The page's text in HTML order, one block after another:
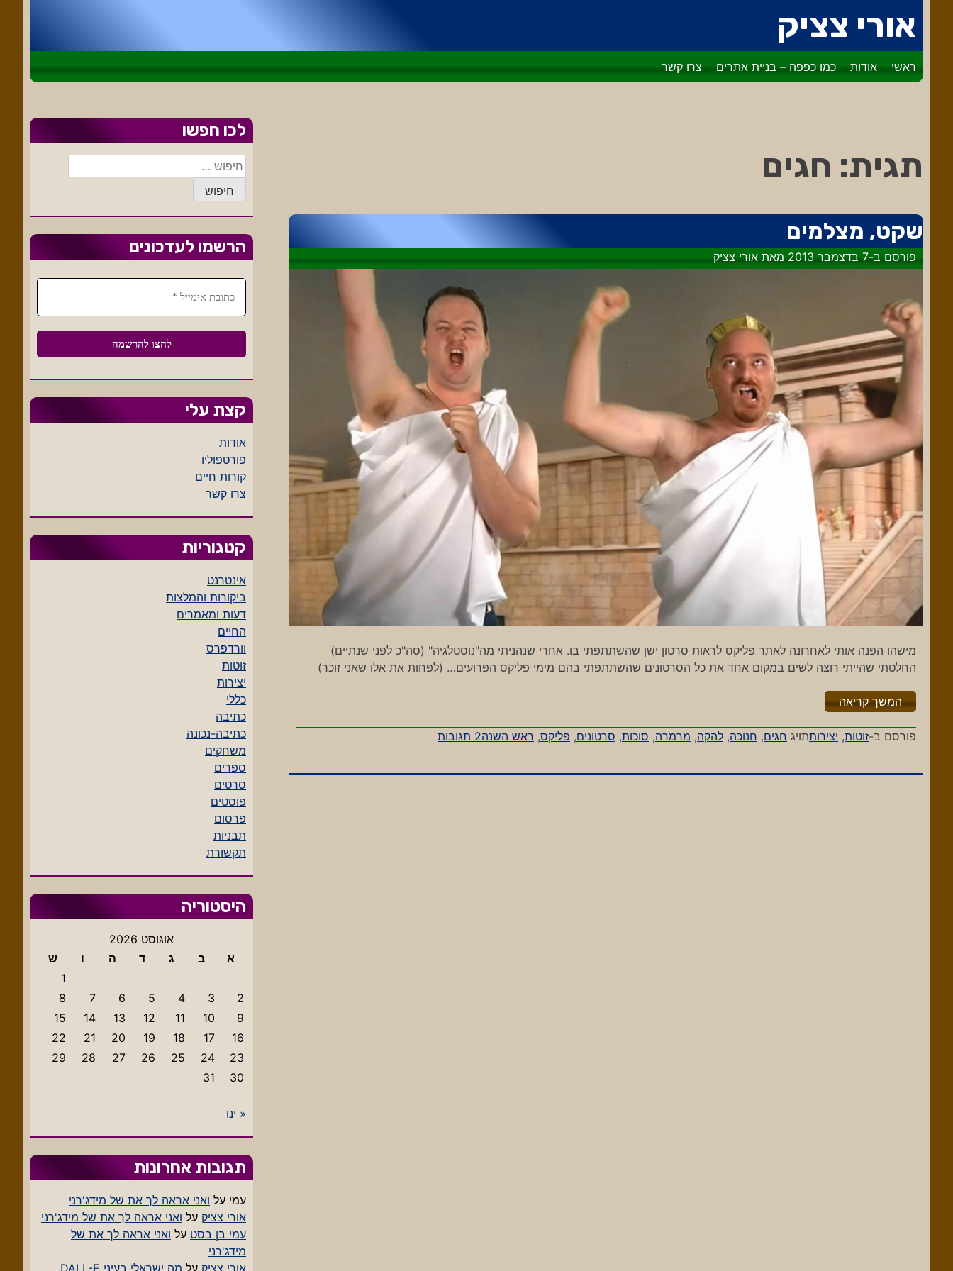
לתוכן
אורי צציק
ראשי אודות כמו כפפה – בניית אתרים צרו קשר
תגית: חגים
שקט, מצלמים
פורסם ב-7 בדצמבר 2013 מאתאורי צציק
מישהו הפנה אותי לאחרונה לאתר פליקס לראות סרטון ישן שהשתתפתי בו. אחרי שנהניתי מה"נוסטלגיה" (סה"כ לפני שנתיים)
החלטתי שהייתי רוצה לשים במקום אחד את כל הסרטונים שהשתתפתי בהם מימי פליקס הפרועים… (לפחות את אלו שאני זוכר)
המשך קריאה"%s"
פורסם ב-זוטות, יצירותתויג חגים, חנוכה, להקה, מרמרה, סוכות, סרטונים, פליקס, ראש השנה2 תגובות
על
מצלמים
לכו חפשו
חיפוש:
הרשמו לעדכונים
קצת עלי
אודות
פורטפוליו
קורות חיים
צרו קשר
קטגוריות
אינטרנט
ביקורות והמלצות
דעות ומאמרים
החיים
וורדפרס
זוטות
יצירות
כללי
כתיבה
כתיבה-נכונה
משחקים
ספרים
סרטים
פוסטים
פרסום
תבניות
תקשורת
היסטוריה
אוגוסט 2026
א
ב ג ד ה ו
ש
1
2
3
4
5
6
7
8
9
10
11
12
13
14
15
16
17
18
19
20
21
22
23
24
25
26
27
28
29
30
31
« ינו
תגובות אחרונות
עמי על ואני אראה לך את של מידג'רני
אורי צציק על ואני אראה לך את של מידג'רני
עמי בן בסט על ואני אראה לך את של
מידג'רני